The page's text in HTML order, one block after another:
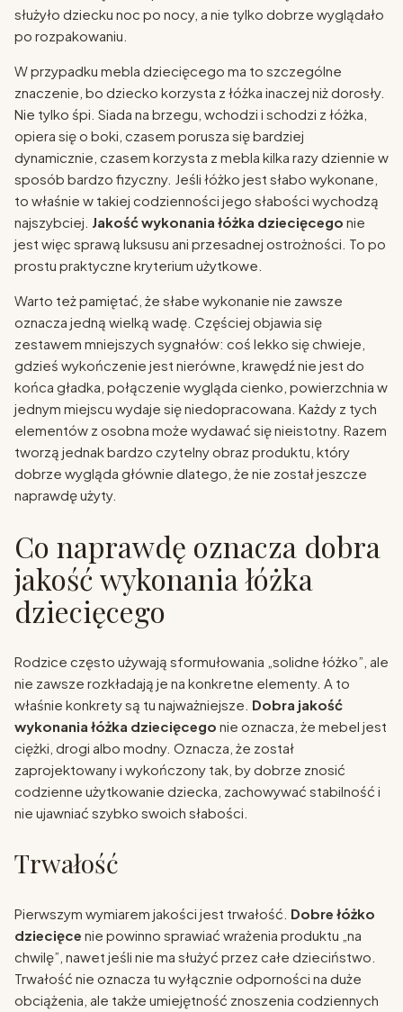
służyło dziecku noc po nocy, a nie tylko dobrze wyglądało
po rozpakowaniu.
W przypadku mebla dziecięcego ma to szczególne
znaczenie, bo dziecko korzysta z łóżka inaczej niż dorosły.
Nie tylko śpi. Siada na brzegu, wchodzi i schodzi z łóżka,
opiera się o boki, czasem porusza się bardziej
dynamicznie, czasem korzysta z mebla kilka razy dziennie w
sposób bardzo fizyczny. Jeśli łóżko jest słabo wykonane,
to właśnie w takiej codzienności jego słabości wychodzą
najszybciej. Jakość wykonania łóżka dziecięcego nie
jest więc sprawą luksusu ani przesadnej ostrożności. To po
prostu praktyczne kryterium użytkowe.
Warto też pamiętać, że słabe wykonanie nie zawsze
oznacza jedną wielką wadę. Częściej objawia się
zestawem mniejszych sygnałów: coś lekko się chwieje,
gdzieś wykończenie jest nierówne, krawędź nie jest do
końca gładka, połączenie wygląda cienko, powierzchnia w
jednym miejscu wydaje się niedopracowana. Każdy z tych
elementów z osobna może wydawać się nieistotny. Razem
tworzą jednak bardzo czytelny obraz produktu, który
dobrze wygląda głównie dlatego, że nie został jeszcze
naprawdę użyty.
Co naprawdę oznacza dobra
jakość wykonania łóżka
dziecięcego
Rodzice często używają sformułowania „solidne łóżko”, ale
nie zawsze rozkładają je na konkretne elementy. A to
właśnie konkrety są tu najważniejsze. Dobra jakość
wykonania łóżka dziecięcego nie oznacza, że mebel jest
ciężki, drogi albo modny. Oznacza, że został
zaprojektowany i wykończony tak, by dobrze znosić
codzienne użytkowanie dziecka, zachowywać stabilność i
nie ujawniać szybko swoich słabości.
Trwałość
Pierwszym wymiarem jakości jest trwałość. Dobre łóżko
dziecięce nie powinno sprawiać wrażenia produktu „na
chwilę”, nawet jeśli nie ma służyć przez całe dzieciństwo.
Trwałość nie oznacza tu wyłącznie odporności na duże
obciążenia, ale także umiejętność znoszenia codziennych